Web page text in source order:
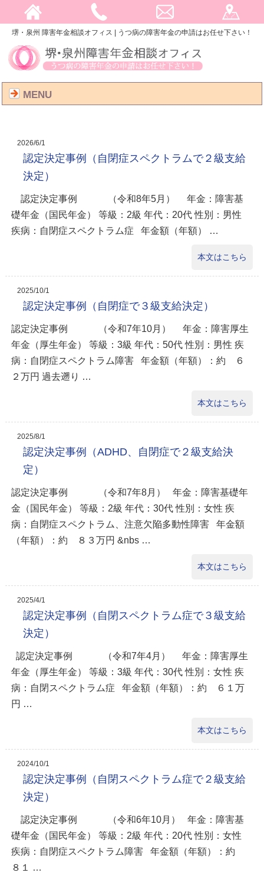
堺・泉州 障害年金相談オフィス | うつ病の障害年金の申請はお任せ下さい！
MENU
2026/6/1
認定決定事例（自閉症スペクトラムで２級支給
決定）
認定決定事例 （令和8年5月） 年金：障害基
礎年金（国民年金） 等級：2級 年代：20代 性別：男性
疾病：自閉症スペクトラム症 年金額（年額） …
本文はこちら
2025/10/1
認定決定事例（自閉症で３級支給決定）
認定決定事例 （令和7年10月） 年金：障害厚生
年金（厚生年金） 等級：3級 年代：50代 性別：男性 疾
病：自閉症スペクトラム障害 年金額（年額）：約 ６
２万円 過去遡り …
本文はこちら
2025/8/1
認定決定事例（ADHD、自閉症で２級支給決
定）
認定決定事例 （令和7年8月） 年金：障害基礎年
金（国民年金） 等級：2級 年代：30代 性別：女性 疾
病：自閉症スペクトラム、注意欠陥多動性障害 年金額
（年額）：約 ８３万円 &nbs …
本文はこちら
2025/4/1
認定決定事例（自閉スペクトラム症で３級支給
決定）
認定決定事例 （令和7年4月） 年金：障害厚生
年金（厚生年金） 等級：3級 年代：30代 性別：女性 疾
病：自閉スペクトラム症 年金額（年額）：約 ６１万
円 …
本文はこちら
2024/10/1
認定決定事例（自閉スペクトラム症で２級支給
決定）
認定決定事例 （令和6年10月） 年金：障害基
礎年金（国民年金） 等級：2級 年代：20代 性別：女性
疾病：自閉症スペクトラム障害 年金額（年額）：約
８１ …